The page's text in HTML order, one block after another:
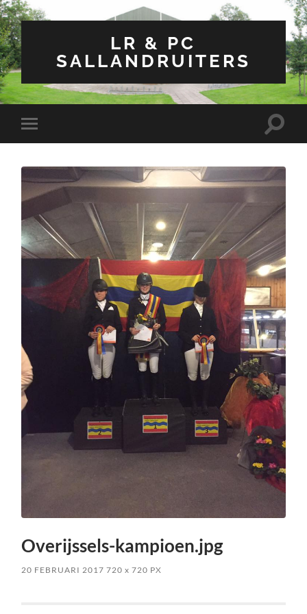
LR & PC
SALLANDRUITERS
Toggle
mobiel
Toggle
Overijssels-kampioen.jpg
20 FEBRUARI 2017 720x 720 PX